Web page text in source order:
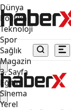
Dünya
Politika
Teknoloji
Spor
Sağlık
Magazin
3. Sayfa
Eğitim
Sinema
Yerel